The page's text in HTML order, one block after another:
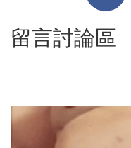
留言討論區